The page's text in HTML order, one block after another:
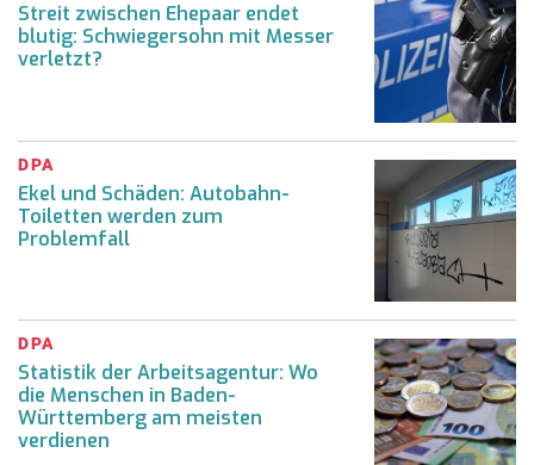
Streit zwischen Ehepaar endet
blutig: Schwiegersohn mit Messer
verletzt?
DPA
Ekel und Schäden: Autobahn-
Toiletten werden zum
Problemfall
DPA
Statistik der Arbeitsagentur: Wo
die Menschen in Baden-
Württemberg am meisten
verdienen